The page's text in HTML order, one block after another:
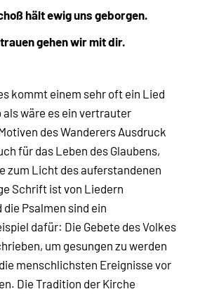
hält ewig uns geborgen.
gehen wir mit dir.
kommt einem sehr oft ein Lied
als wäre es ein vertrauter
des Wanderers Ausdruck
für das Leben des Glaubens,
zum Licht des auferstandenen
Schrift ist von Liedern
Psalmen sind ein
dafür: Die Gebete des Volkes
um gesungen zu werden
menschlichsten Ereignisse vor
Die Tradition der Kirche